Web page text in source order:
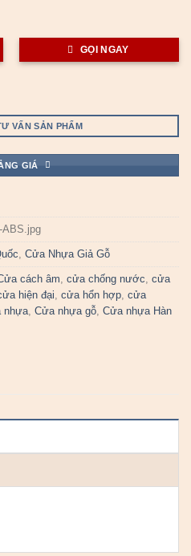
GỌI NGAY
VẤN SẢN PHẨM
GIÁ
ABS.jpg
, Cửa Nhựa Giả Gỗ
cách âm, cửa chống nước, cửa
hiện đại, cửa hổn hợp, cửa
nhựa, Cửa nhựa gỗ, Cửa nhựa Hàn